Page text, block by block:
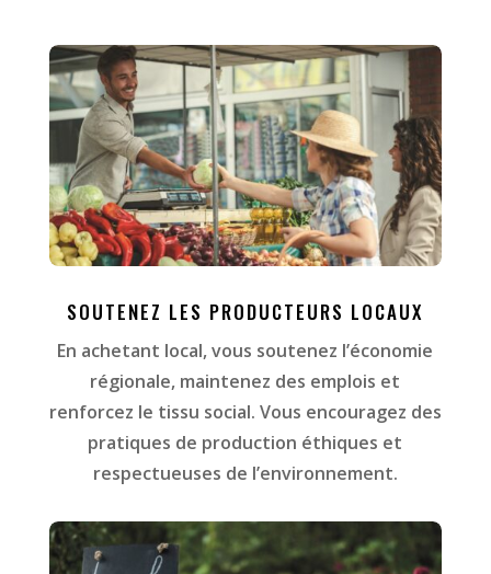
SOUTENEZ LES PRODUCTEURS LOCAUX
En achetant local, vous soutenez l’économie
régionale, maintenez des emplois et
renforcez le tissu social. Vous encouragez des
pratiques de production éthiques et
respectueuses de l’environnement.